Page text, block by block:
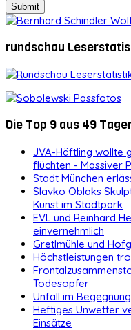
rundschau
Die Top 9 aus 49
JVA-Häftling wollte
flüchten - Massiver
Stadt München
Slavko Oblaks
Kunst im Stadtpark
EVL und Reinhard
einvernehmlich
Gretlmühle und
Höchstleistungen
Todesopfer
Unfall im
Heftiges Unwetter
Einsätze